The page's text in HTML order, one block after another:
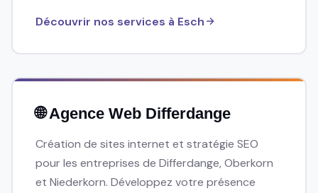
Découvrir nos services à Esch
🌐 Agence Web Differdange
Création de sites internet et stratégie SEO
pour les entreprises de Differdange, Oberkorn
et Niederkorn. Développez votre présence